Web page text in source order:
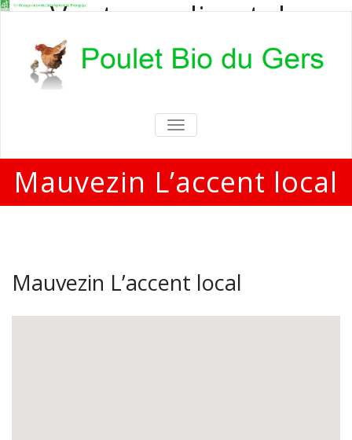
Vente en direct de
poulets bio
Vente en direct de poulets bio aux
particuliers et professionnels
TOGGLE
NAVIGATION
Mauvezin L’accent local
Mauvezin L’accent local